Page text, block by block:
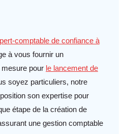
comptable de confiance à
à vous fournir un
pour le lancement de
soyez particuliers, notre
son expertise pour
étape de la création de
une gestion comptable